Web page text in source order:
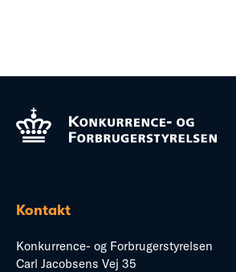
Kontakt
Konkurrence- og Forbrugerstyrelsen
Carl Jacobsens Vej 35